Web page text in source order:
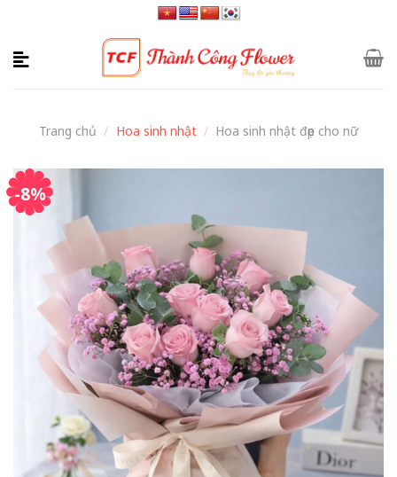
content
Trang chủ / Hoa sinh nhật / Hoa sinh nhật đẹp cho nữ
-8%